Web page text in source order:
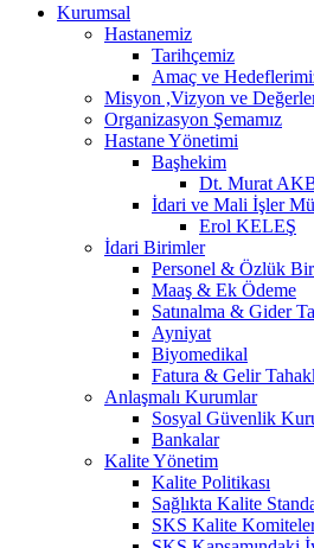
Kurumsal
Hastanemiz
Tarihçemiz
Amaç ve
Misyon ,Vizyon ve
Organizasyon Şemamız
Hastane Yönetimi
Başhekim
Dt. Murat
İdari ve Mali İşler
Erol KELEŞ
İdari Birimler
Personel & Özlük
Maaş & Ek Ödeme
Satınalma & Gider
Ayniyat
Biyomedikal
Fatura & Gelir
Anlaşmalı Kurumlar
Sosyal Güvenlik
Bankalar
Kalite Yönetim
Kalite Politikası
Sağlıkta Kalite
SKS Kalite